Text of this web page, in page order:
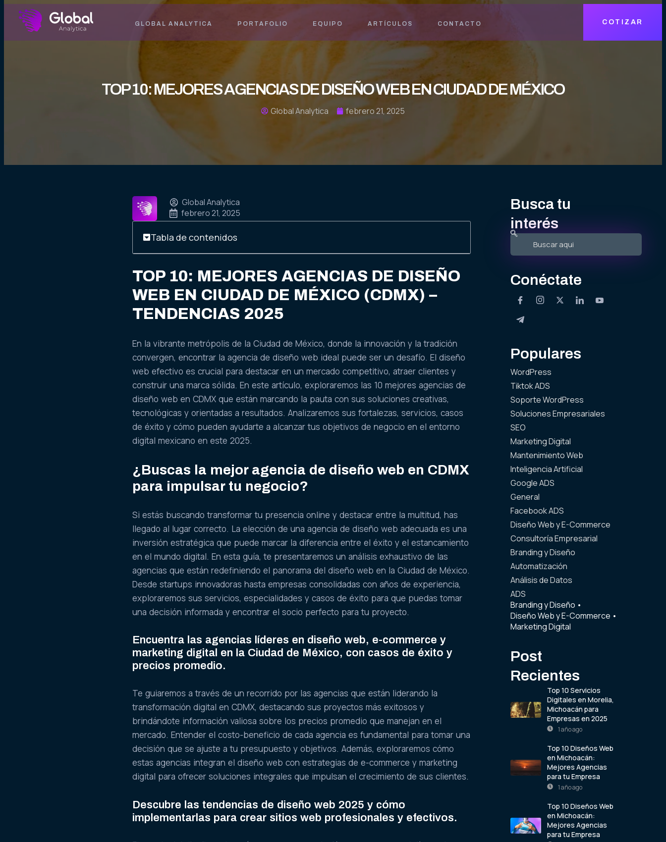
GLOBAL ANALYTICA PORTAFOLIO EQUIPO ARTÍCULOS CONTACTO COTIZAR
TOP 10: MEJORES AGENCIAS DE DISEÑO WEB EN CIUDAD DE MÉXICO
Global Analytica febrero 21, 2025
Global Analytica
febrero 21, 2025
Tabla de contenidos
TOP 10: MEJORES AGENCIAS DE DISEÑO
WEB EN CIUDAD DE MÉXICO (CDMX) –
TENDENCIAS 2025
En la vibrante metrópolis de la Ciudad de México, donde la innovación y la tradición
convergen, encontrar la agencia de diseño web ideal puede ser un desafío. El diseño
web efectivo es crucial para destacar en un mercado competitivo, atraer clientes y
construir una marca sólida. En este artículo, exploraremos las 10 mejores agencias de
diseño web en CDMX que están marcando la pauta con sus soluciones creativas,
tecnológicas y orientadas a resultados. Analizaremos sus fortalezas, servicios, casos
de éxito y cómo pueden ayudarte a alcanzar tus objetivos de negocio en el entorno
digital mexicano en este 2025.
¿Buscas la mejor agencia de diseño web en CDMX
para impulsar tu negocio?
Si estás buscando transformar tu presencia online y destacar entre la multitud, has
llegado al lugar correcto. La elección de una agencia de diseño web adecuada es una
inversión estratégica que puede marcar la diferencia entre el éxito y el estancamiento
en el mundo digital. En esta guía, te presentaremos un análisis exhaustivo de las
agencias que están redefiniendo el panorama del diseño web en la Ciudad de México.
Desde startups innovadoras hasta empresas consolidadas con años de experiencia,
exploraremos sus servicios, especialidades y casos de éxito para que puedas tomar
una decisión informada y encontrar el socio perfecto para tu proyecto.
Encuentra las agencias líderes en diseño web, e-commerce y
marketing digital en la Ciudad de México, con casos de éxito y
precios promedio.
Te guiaremos a través de un recorrido por las agencias que están liderando la
transformación digital en CDMX, destacando sus proyectos más exitosos y
brindándote información valiosa sobre los precios promedio que manejan en el
mercado. Entender el costo-beneficio de cada agencia es fundamental para tomar una
decisión que se ajuste a tu presupuesto y objetivos. Además, exploraremos cómo
estas agencias integran el diseño web con estrategias de e-commerce y marketing
digital para ofrecer soluciones integrales que impulsan el crecimiento de sus clientes.
Descubre las tendencias de diseño web 2025 y cómo
implementarlas para crear sitios web profesionales y efectivos.
Busca tu
interés
Conéctate
Populares
WordPress
Tiktok ADS
Soporte WordPress
Soluciones Empresariales
SEO
Marketing Digital
Mantenimiento Web
Inteligencia Artificial
Google ADS
General
Facebook ADS
Diseño Web y E-Commerce
Consultoría Empresarial
Branding y Diseño
Automatización
Análisis de Datos
ADS
Branding y Diseño •
Diseño Web y E-Commerce •
Marketing Digital
Post
Recientes
Top 10 Servicios
Digitales en Morelia,
Michoacán para
Empresas en 2025
1 año ago
Top 10 Diseños Web
en Michoacán:
Mejores Agencias
para tu Empresa
1 año ago
Top 10 Diseños Web
en Michoacán:
Mejores Agencias
para tu Empresa